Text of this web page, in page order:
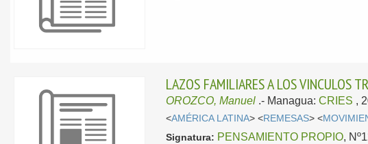
LAZOS FAMILIARES A LOS VINCULOS
OROZCO, Manuel .- Managua:CRIES ,
<AMÉRICA LATINA> <REMESAS> <
Signatura: PENSAMIENTO PROPIO,